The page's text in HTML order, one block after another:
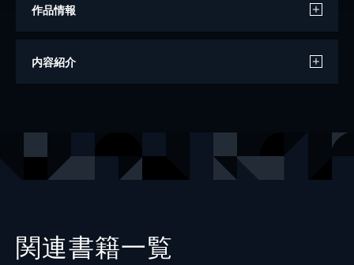
作品情報
文
秋本葉子
内容紹介
関連書籍一覧